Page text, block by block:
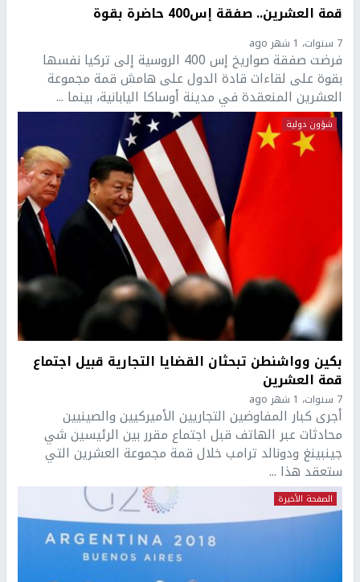
قمة العشرين.. صفقة إس400 حاضرة بقوة
7 سنوات، 1 شهر ago
فرضت صفقة صواريخ إس 400 الروسية إلى تركيا نفسها
بقوة على لقاءات قادة الدول على هامش قمة مجموعة
العشرين المنعقدة في مدينة أوساكا اليابانية، بينما ...
شؤون دولية
بكين وواشنطن تبحثان القضايا التجارية قبيل اجتماع
قمة العشرين
7 سنوات، 1 شهر ago
أجرى كبار المفاوضين التجاريين الأميركيين والصينيين
محادثات عبر الهاتف قبل اجتماع مقرر بين الرئيسين شي
جينبينغ ودونالد ترامب خلال قمة مجموعة العشرين التي
ستعقد هذا ...
الصفحة الأخيرة